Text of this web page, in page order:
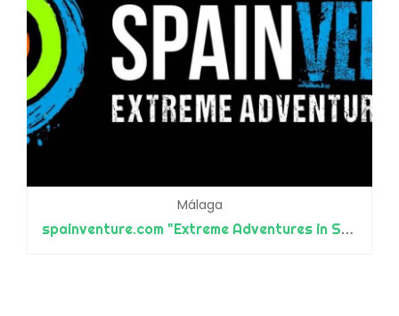
Málaga
spainventure.com "Extreme Adventures in Spain"